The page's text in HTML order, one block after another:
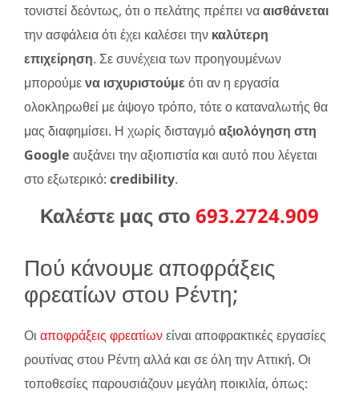
τονιστεί δεόντως, ότι ο πελάτης πρέπει νααισθάνεται
την ασφάλεια ότι έχει καλέσει την καλύτερη
επιχείρηση. Σε συνέχεια των προηγουμένων
μπορούμενα ισχυριστούμε ότι αν η εργασία
ολοκληρωθεί με άψογο τρόπο, τότε ο καταναλωτής θα
μας διαφημίσει. Η χωρίς δισταγμόαξιολόγηση στη
Google αυξάνει την αξιοπιστία και αυτό που λέγεται
στο εξωτερικό: credibility.
Καλέστε μας στο 693.2724.909
Πού κάνουμε αποφράξεις
φρεατίων στου Ρέντη;
Οι αποφράξεις φρεατίωνείναι αποφρακτικές εργασίες
ρουτίνας στου Ρέντη αλλά και σε όλη την Αττική. Οι
τοποθεσίες παρουσιάζουν μεγάλη ποικιλία, όπως: